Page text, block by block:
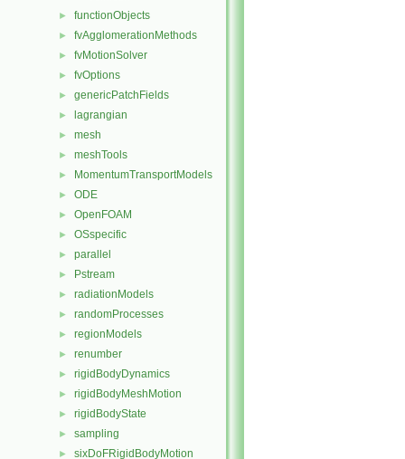
► functionObjects
► fvAgglomerationMethods
► fvMotionSolver
► fvOptions
► genericPatchFields
► lagrangian
► mesh
► meshTools
► MomentumTransportModels
► ODE
► OpenFOAM
► OSspecific
► parallel
► Pstream
► radiationModels
► randomProcesses
► regionModels
► renumber
► rigidBodyDynamics
► rigidBodyMeshMotion
► rigidBodyState
► sampling
► sixDoFRigidBodyMotion